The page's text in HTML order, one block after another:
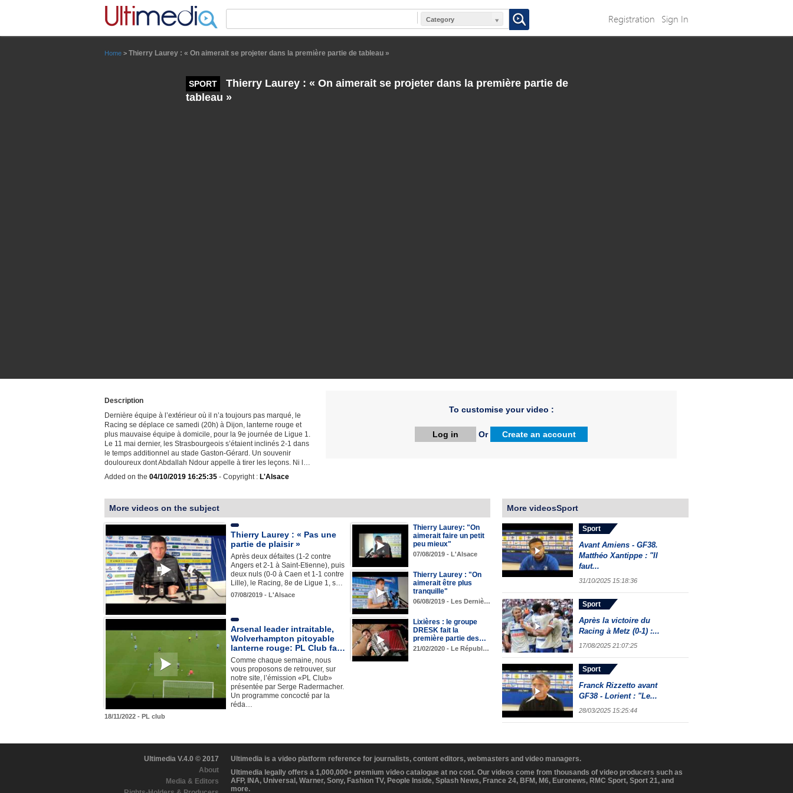
Category Registration Sign In
Home > Thierry Laurey : « On aimerait se projeter dans la première partie de tableau »
SPORT
Thierry Laurey : « On aimerait se projeter dans la première partie de
tableau »
Description
Dernière équipe à l’extérieur où il n’a toujours pas marqué, le
Racing se déplace ce samedi (20h) à Dijon, lanterne rouge et
plus mauvaise équipe à domicile, pour la 9e journée de Ligue 1.
Le 11 mai dernier, les Strasbourgeois s’étaient inclinés 2-1 dans
le temps additionnel au stade Gaston-Gérard. Un souvenir
douloureux dont Abdallah Ndour appelle à tirer les leçons. Ni l…
Added on the 04/10/2019 16:25:35 - Copyright : L'Alsace
To customise your video :
Log in Or Create an account
More videos on the subject
Thierry Laurey : « Pas une
partie de plaisir »
Après deux défaites (1-2 contre
Angers et 2-1 à Saint-Etienne), puis
deux nuls (0-0 à Caen et 1-1 contre
Lille), le Racing, 8e de Ligue 1, s…
07/08/2019 - L'Alsace
Thierry Laurey: "On
aimerait faire un petit
peu mieux"
07/08/2019 - L'Alsace
Thierry Laurey : "On
aimerait être plus
tranquille"
06/08/2019 - Les Derniè…
Arsenal leader intraitable,
Wolverhampton pitoyable
lanterne rouge: PL Club fa…
Comme chaque semaine, nous
vous proposons de retrouver, sur
notre site, l’émission «PL Club»
présentée par Serge Radermacher.
Un programme concocté par la
réda…
18/11/2022 - PL club
Lixières : le groupe
DRESK fait la
première partie des…
21/02/2020 - Le Républ…
More videosSport
Sport
Avant Amiens - GF38.
Matthéo Xantippe : "Il
faut...
31/10/2025 15:18:36
Sport
Après la victoire du
Racing à Metz (0-1) :...
17/08/2025 21:07:25
Sport
Franck Rizzetto avant
GF38 - Lorient : "Le...
28/03/2025 15:25:44
Ultimedia V.4.0 © 2017
About
Media & Editors
Ultimedia is a video platform reference for journalists, content editors, webmasters and video managers.
Ultimedia legally offers a 1,000,000+ premium video catalogue at no cost. Our videos come from thousands of video producers such as
AFP, INA, Universal, Warner, Sony, Fashion TV, People Inside, Splash News, France 24, BFM, M6, Euronews, RMC Sport, Sport 21, and
more.